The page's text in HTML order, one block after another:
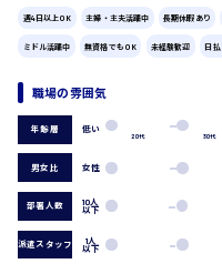
組立、加工
製造オペレーター
フォークリフト
介護・医療系
医師
介護職
看護師
広島市南区
時給1300円～
週4日以上OK 主婦・主夫活躍中 長期休暇あり
ミドル活躍中 無資格でもOK 未経験歓迎 日払
職場の雰囲気
年齢層 低い
20代 30代
男女比 女性
部署人数 10人
以下
派遣スタッフ 1人
以下